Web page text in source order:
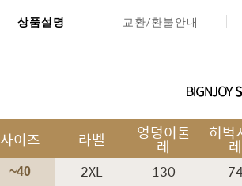
상품설명 교환/환불안내
사이즈 라벨 엉덩이둘
레
허벅
레
~40 2XL 130